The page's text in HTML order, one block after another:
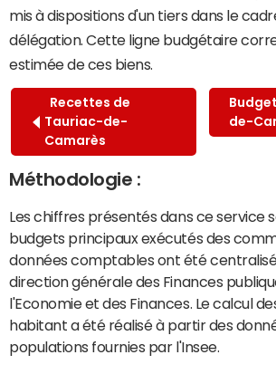
mis à dispositions d'un tiers dans le
délégation. Cette ligne budgétaire
estimée de ces biens.
Recettes de
Tauriac-de-
Camarès
de-
Méthodologie :
Les chiffres présentés dans ce service
budgets principaux exécutés des
données comptables ont été
direction générale des Finances
l'Economie et des Finances. Le calcul
habitant a été réalisé à partir des
populations fournies par l'Insee.